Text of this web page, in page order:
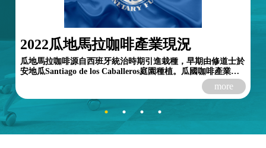
2022瓜地馬拉咖啡產業現況
瓜地馬拉咖啡源自西班牙統治時期引進栽種，早期由修道士於
安地瓜Santiago de los Caballeros庭園種植。瓜國咖啡產業自
more